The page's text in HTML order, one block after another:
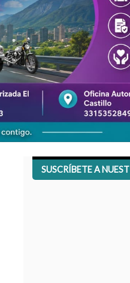
SUSCRÍBETE A